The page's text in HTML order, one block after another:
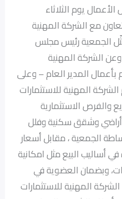
يوم الثلاثاء
تعاون مع الشركة المهنية
الجمعية رئيس مجلس
الشركة المهنية
بأعمال المدير العام – وعلى
المهنية للاستثمارات
والفرص الاستثمارية
وشقق سكنية وفلل
الجمعية ، مقابل أسعار
أساليب البيع مثل امكانية
وبضمان العضوية في
المهنية للاستثمارات